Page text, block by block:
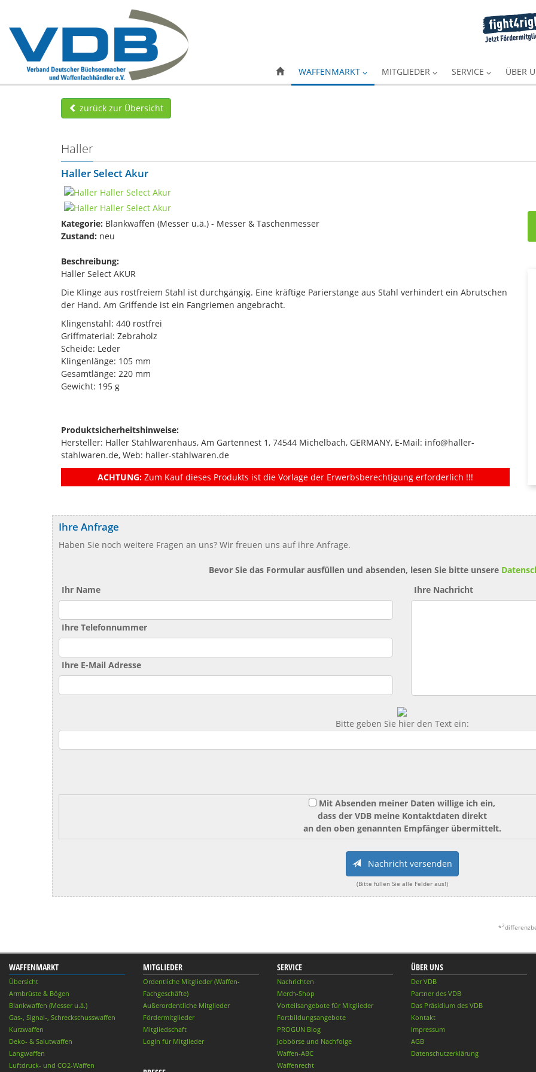
WAFFENMARKT MITGLIEDER SERVICE ÜBER
zurück zur Übersicht
Haller
Haller Select Akur
Kategorie: Blankwaffen (Messer u.ä.) - Messer & Taschenmesser
Zustand: neu
Beschreibung:
Haller Select AKUR
Die Klinge aus rostfreiem Stahl ist durchgängig. Eine kräftige Parierstange aus Stahl verhindert ein Abrutschen
der Hand. Am Griffende ist ein Fangriemen angebracht.
Klingenstahl: 440 rostfrei
Griffmaterial: Zebraholz
Scheide: Leder
Klingenlänge: 105 mm
Gesamtlänge: 220 mm
Gewicht: 195 g
Produktsicherheitshinweise:
Hersteller: Haller Stahlwarenhaus, Am Gartennest 1, 74544 Michelbach, GERMANY, E-Mail: info@haller-
stahlwaren.de, Web: haller-stahlwaren.de
ACHTUNG: Zum Kauf dieses Produkts ist die Vorlage der Erwerbsberechtigung erforderlich !!!
Ihre Anfrage
Haben Sie noch weitere Fragen an uns? Wir freuen uns auf ihre Anfrage.
Bevor Sie das Formular ausfüllen und absenden, lesen Sie bitte unsere
Ihr Name
Ihre Telefonnummer
Ihre E-Mail Adresse
Ihre Nachricht
Bitte geben Sie hier den Text ein:
Mit Absenden meiner Daten willige ich ein,
dass der VDB meine Kontaktdaten direkt
an den oben genannten Empfänger übermittelt.
Nachricht versenden
(Bitte füllen Sie alle Felder aus!)
*2
WAFFENMARKT
Übersicht
Armbrüste & Bögen
Blankwaffen (Messer u.ä.)
Gas-, Signal-, Schreckschusswaffen
Kurzwaffen
Deko- & Salutwaffen
Langwaffen
Luftdruck- und CO2-Waffen
MITGLIEDER
Ordentliche Mitglieder (Waffen-
Fachgeschäfte)
Außerordentliche Mitglieder
Fördermitglieder
Mitgliedschaft
Login für Mitglieder
SERVICE
Nachrichten
Merch-Shop
Vorteilsangebote für Mitglieder
Fortbildungsangebote
PROGUN Blog
Jobbörse und Nachfolge
Waffen-ABC
Waffenrecht
ÜBER UNS
Der VDB
Partner des VDB
Das Präsidium des VDB
Kontakt
Impressum
AGB
Datenschutzerklärung